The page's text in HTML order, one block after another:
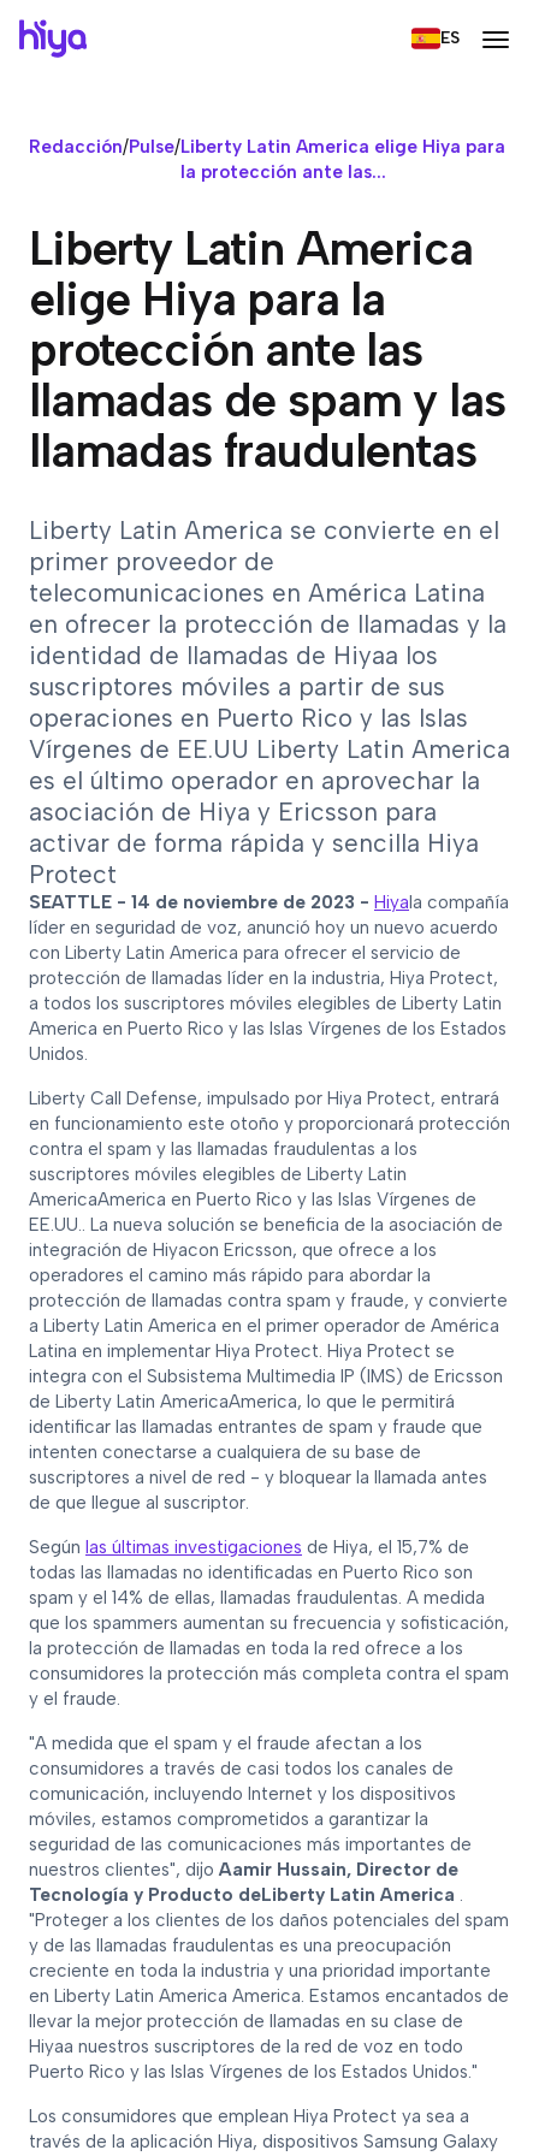
ES
Redacción/Pulse/Liberty Latin America elige Hiya para
la protección ante las...
Liberty Latin America
elige Hiya para la
protección ante las
llamadas de spam y las
llamadas fraudulentas
Liberty Latin America se convierte en el
primer proveedor de
telecomunicaciones en América Latina
en ofrecer la protección de llamadas y la
identidad de llamadas de Hiyaa los
suscriptores móviles a partir de sus
operaciones en Puerto Rico y las Islas
Vírgenes de EE.UU Liberty Latin America
es el último operador en aprovechar la
asociación de Hiya y Ericsson para
activar de forma rápida y sencilla Hiya
Protect
SEATTLE - 14 de noviembre de 2023 - Hiyala compañía
líder en seguridad de voz, anunció hoy un nuevo acuerdo
con Liberty Latin America para ofrecer el servicio de
protección de llamadas líder en la industria, Hiya Protect,
a todos los suscriptores móviles elegibles de Liberty Latin
America en Puerto Rico y las Islas Vírgenes de los Estados
Unidos.
Liberty Call Defense, impulsado por Hiya Protect, entrará
en funcionamiento este otoño y proporcionará protección
contra el spam y las llamadas fraudulentas a los
suscriptores móviles elegibles de Liberty Latin
AmericaAmerica en Puerto Rico y las Islas Vírgenes de
EE.UU.. La nueva solución se beneficia de la asociación de
integración de Hiyacon Ericsson, que ofrece a los
operadores el camino más rápido para abordar la
protección de llamadas contra spam y fraude, y convierte
a Liberty Latin America en el primer operador de América
Latina en implementar Hiya Protect. Hiya Protect se
integra con el Subsistema Multimedia IP (IMS) de Ericsson
de Liberty Latin AmericaAmerica, lo que le permitirá
identificar las llamadas entrantes de spam y fraude que
intenten conectarse a cualquiera de su base de
suscriptores a nivel de red - y bloquear la llamada antes
de que llegue al suscriptor.
Según las últimas investigaciones de Hiya, el 15,7% de
todas las llamadas no identificadas en Puerto Rico son
spam y el 14% de ellas, llamadas fraudulentas. A medida
que los spammers aumentan su frecuencia y sofisticación,
la protección de llamadas en toda la red ofrece a los
consumidores la protección más completa contra el spam
y el fraude.
"A medida que el spam y el fraude afectan a los
consumidores a través de casi todos los canales de
comunicación, incluyendo Internet y los dispositivos
móviles, estamos comprometidos a garantizar la
seguridad de las comunicaciones más importantes de
nuestros clientes", dijo Aamir Hussain, Director de
Tecnología y Producto deLiberty Latin America .
"Proteger a los clientes de los daños potenciales del spam
y de las llamadas fraudulentas es una preocupación
creciente en toda la industria y una prioridad importante
en Liberty Latin America America. Estamos encantados de
llevar la mejor protección de llamadas en su clase de
Hiyaa nuestros suscriptores de la red de voz en todo
Puerto Rico y las Islas Vírgenes de los Estados Unidos."
Los consumidores que emplean Hiya Protect ya sea a
través de la aplicación Hiya, dispositivos Samsung Galaxy